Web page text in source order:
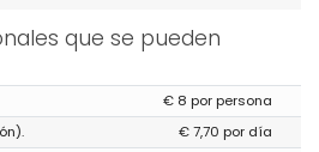
- Septiembre 2023 - Francia :
que se pueden
€ 8 por persona
€ 7,70 por día